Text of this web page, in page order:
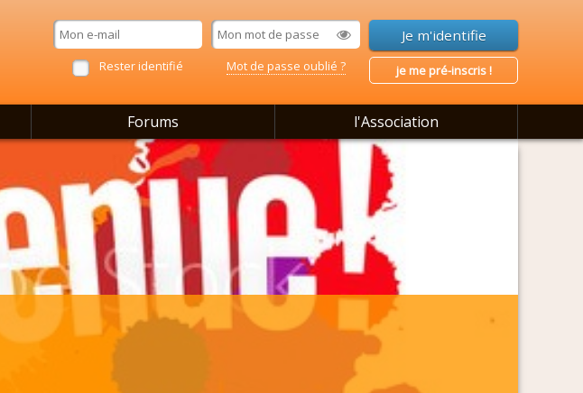
Rester identifié Mot de passe oublié ? je me pré-inscris !
Forums l'Association